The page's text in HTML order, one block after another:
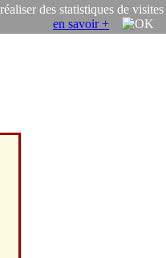
des statistiques de visites
en savoir +